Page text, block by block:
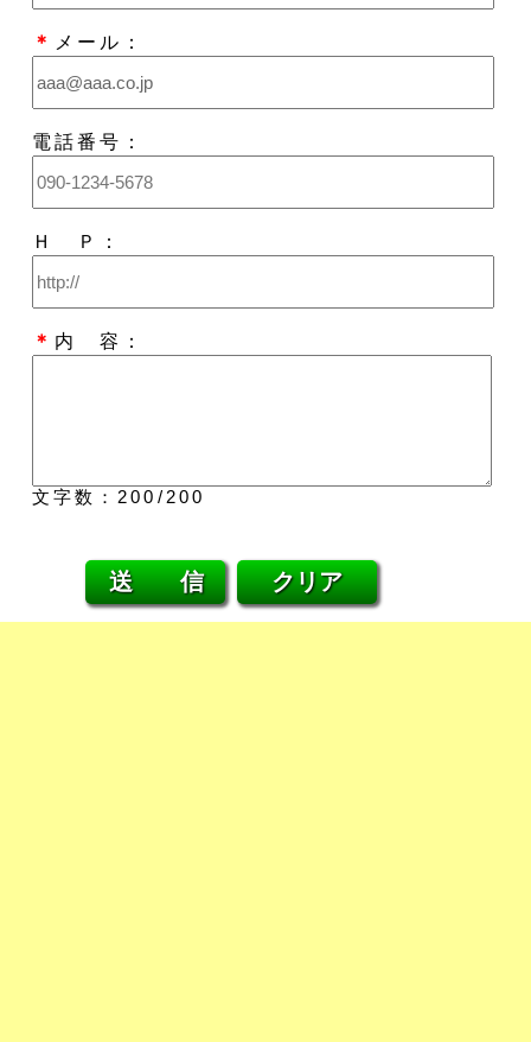
＊ メール：
電話番号：
Ｈ Ｐ：
＊ 内 容：
文字数： 200 /200